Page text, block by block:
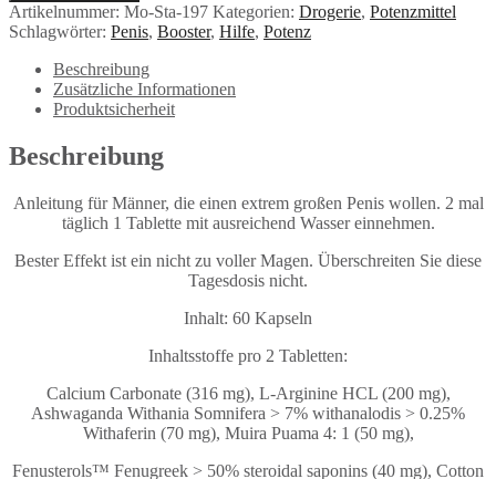
Artikelnummer: Mo-Sta-197 Kategorien: Drogerie, Potenzmittel
Schlagwörter: Penis, Booster, Hilfe, Potenz
Beschreibung
Zusätzliche Informationen
Produktsicherheit
Beschreibung
Anleitung für Männer, die einen extrem großen Penis wollen. 2 mal
täglich 1 Tablette mit ausreichend Wasser einnehmen.
Bester Effekt ist ein nicht zu voller Magen. Überschreiten Sie diese
Tagesdosis nicht.
Inhalt: 60 Kapseln
Inhaltsstoffe pro 2 Tabletten:
Calcium Carbonate (316 mg), L-Arginine HCL (200 mg),
Ashwaganda Withania Somnifera > 7% withanalodis > 0.25%
Withaferin (70 mg), Muira Puama 4: 1 (50 mg),
Fenusterols™ Fenugreek > 50% steroidal saponins (40 mg), Cotton